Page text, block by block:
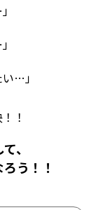
…」
！
、
う！！